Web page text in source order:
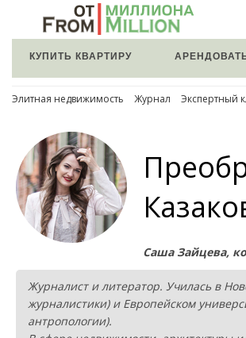
КУПИТЬ КВАРТИРУ
Элитная недвижимость Журнал Экспертный
Саша Зайцева,
Журналист и литератор. Училась в
журналистики) и Европейском
антропологии).